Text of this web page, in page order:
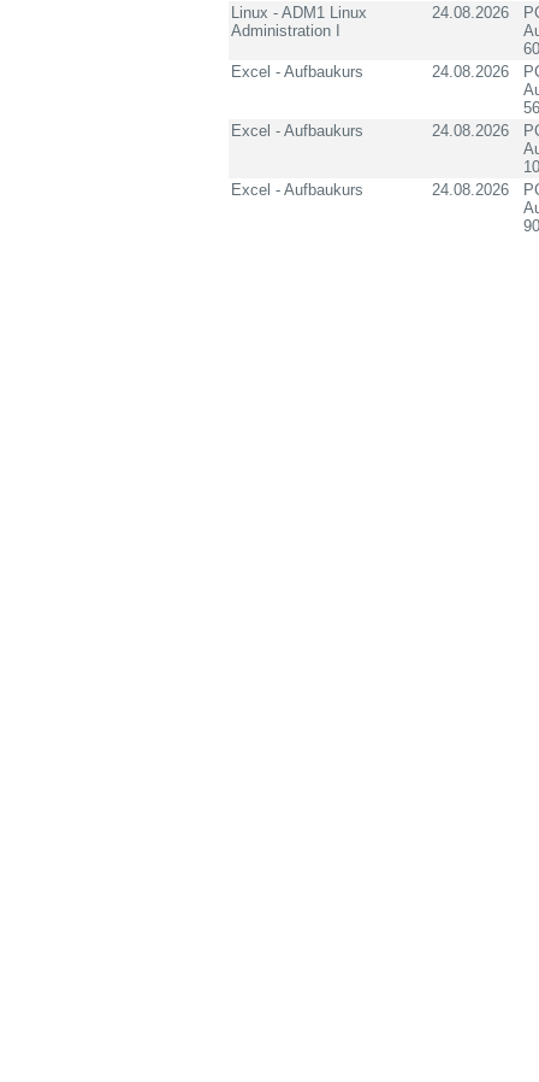
Linux - ADM1 Linux
Administration I
24.08.2026
Excel - Aufbaukurs
24.08.2026
Excel - Aufbaukurs
24.08.2026
Excel - Aufbaukurs
24.08.2026